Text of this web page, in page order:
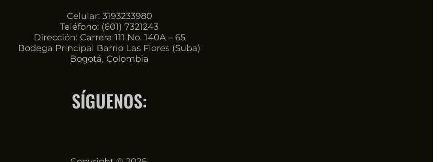
Celular: 3193233980
Teléfono: (601) 7321243
Dirección: Carrera 111 No. 140A – 65
Bodega Principal Barrio Las Flores (Suba)
Bogotá, Colombia
SÍGUENOS: